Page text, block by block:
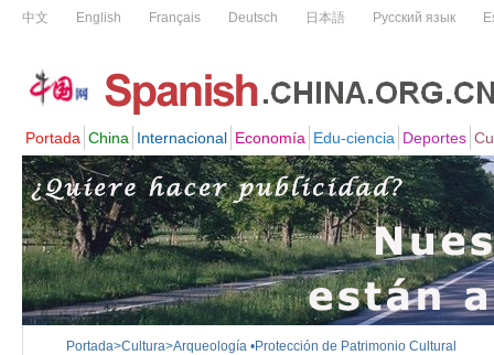
Portada>Cultura>Arqueología •Protección de Patrimonio Cultural